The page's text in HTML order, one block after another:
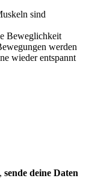
sind
Beweglichkeit
werden
wieder entspannt
sende deine Daten